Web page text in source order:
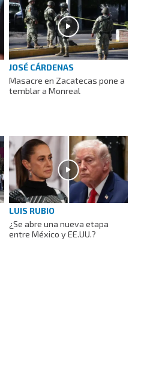
JOSÉ CÁRDENAS
Masacre en Zacatecas pone a
temblar a Monreal
LUIS RUBIO
¿Se abre una nueva etapa
entre México y EE.UU.?